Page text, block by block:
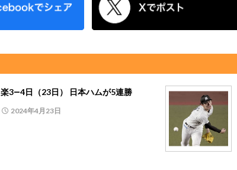
楽3―4日（23日） 日本ハムが5連勝
2024年4月23日